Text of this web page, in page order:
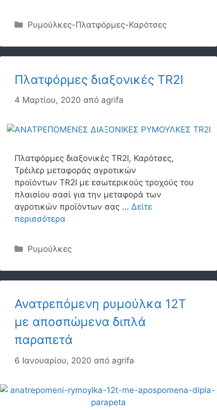
Κατηγορίες
Ρυμούλκες-Πλατφόρμες-Καρότσες
Πλατφόρμες διαξονικές TR2I
4 Μαρτίου, 2020 από agrifa
Πλατφόρμες διαξονικές TR2I, Καρότσες,
Τρέιλερ μεταφοράς αγροτικών
προϊόντων TR2I με εσωτερικούς τροχούς του
πλαισίου σασί για την μεταφορά των
αγροτικών προϊόντων σας … Δείτε
περισσότερα
Κατηγορίες
Ρυμούλκες
Ανατρεπόμενη ρυμούλκα 12Τ
με αποσπώμενα διπλά
παραπετά
6 Ιανουαρίου, 2020 από agrifa